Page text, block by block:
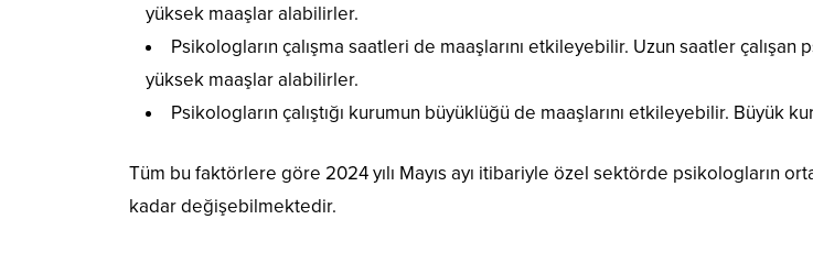
yüksek maaşlar alabilirler.
Psikologların çalışma saatleri de maaşlarını etkileyebilir. Uzun saatler
yüksek maaşlar alabilirler.
Psikologların çalıştığı kurumun büyüklüğü de maaşlarını etkileyebilir. Büyük
Tüm bu faktörlere göre 2024 yılı Mayıs ayı itibariyle özel sektörde psikologların
kadar değişebilmektedir.